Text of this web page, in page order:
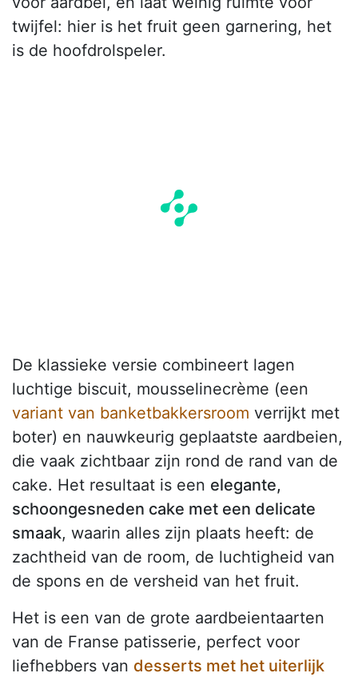
twijfel: hier is het fruit geen garnering, het
is de hoofdrolspeler.
De klassieke versie combineert lagen
luchtige biscuit, mousselinecrème (een
variant van banketbakkersroom verrijkt met
boter) en nauwkeurig geplaatste aardbeien,
die vaak zichtbaar zijn rond de rand van de
cake. Het resultaat is een elegante,
schoongesneden cake met een delicate
smaak, waarin alles zijn plaats heeft: de
zachtheid van de room, de luchtigheid van
de spons en de versheid van het fruit.
Het is een van de grote aardbeientaarten
van de Franse patisserie, perfect voor
liefhebbers van desserts met het uiterlijk